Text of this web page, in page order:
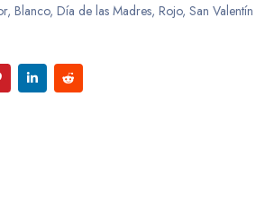
,Blanco,Día de las Madres,Rojo,San Valentín